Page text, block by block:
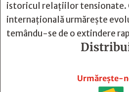
istoricul relațiilor tensionate.
internațională urmărește
temându-se de o extindere
Urmărește-